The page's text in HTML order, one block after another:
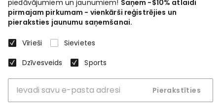
piedāvājumiem un jaunumiem! Saņem -$10% atlaidi
pirmajam pirkumam - vienkārši reģistrējies un
pieraksties jaunumu saņemšanai.
Vīrieši
Sievietes
Dzīvesveids
Sports
Pierakstīties